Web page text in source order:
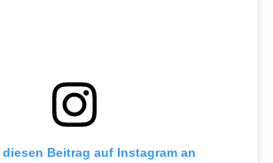
Beitrag auf Instagram an